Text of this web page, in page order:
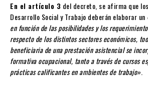
En el artículo 3 del decreto, se afirma que
Desarrollo Social y Trabajo deberán elaborar un
en función de las posibilidades y los
respecto de los distintos sectores económicos,
beneficiaria de una prestación asistencial se
formativa ocupacional, tanto a través de cursos
prácticas calificantes en ambientes de trabajo».